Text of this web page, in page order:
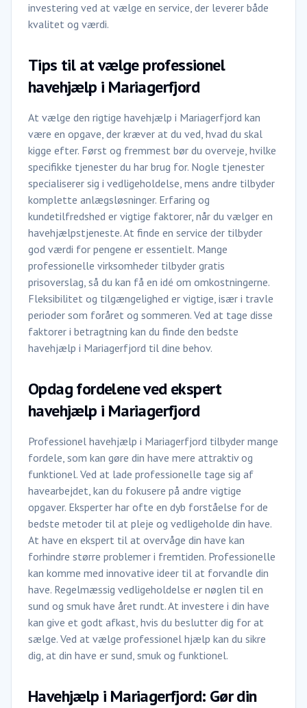
investering ved at vælge en service, der leverer både
kvalitet og værdi.
Tips til at vælge professionel
havehjælp i Mariagerfjord
At vælge den rigtige havehjælp i Mariagerfjord kan
være en opgave, der kræver at du ved, hvad du skal
kigge efter. Først og fremmest bør du overveje, hvilke
specifikke tjenester du har brug for. Nogle tjenester
specialiserer sig i vedligeholdelse, mens andre tilbyder
komplette anlægsløsninger. Erfaring og
kundetilfredshed er vigtige faktorer, når du vælger en
havehjælpstjeneste. At finde en service der tilbyder
god værdi for pengene er essentielt. Mange
professionelle virksomheder tilbyder gratis
prisoverslag, så du kan få en idé om omkostningerne.
Fleksibilitet og tilgængelighed er vigtige, især i travle
perioder som foråret og sommeren. Ved at tage disse
faktorer i betragtning kan du finde den bedste
havehjælp i Mariagerfjord til dine behov.
Opdag fordelene ved ekspert
havehjælp i Mariagerfjord
Professionel havehjælp i Mariagerfjord tilbyder mange
fordele, som kan gøre din have mere attraktiv og
funktionel. Ved at lade professionelle tage sig af
havearbejdet, kan du fokusere på andre vigtige
opgaver. Eksperter har ofte en dyb forståelse for de
bedste metoder til at pleje og vedligeholde din have.
At have en ekspert til at overvåge din have kan
forhindre større problemer i fremtiden. Professionelle
kan komme med innovative ideer til at forvandle din
have. Regelmæssig vedligeholdelse er nøglen til en
sund og smuk have året rundt. At investere i din have
kan give et godt afkast, hvis du beslutter dig for at
sælge. Ved at vælge professionel hjælp kan du sikre
dig, at din have er sund, smuk og funktionel.
Havehjælp i Mariagerfjord: Gør din